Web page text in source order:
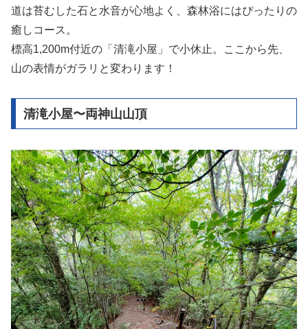
道は苔むした石と水音が心地よく、森林浴にはぴったりの
癒しコース。
標高1,200m付近の「清滝小屋」で小休止。ここから先、
山の表情がガラリと変わります！
清滝小屋〜両神山山頂